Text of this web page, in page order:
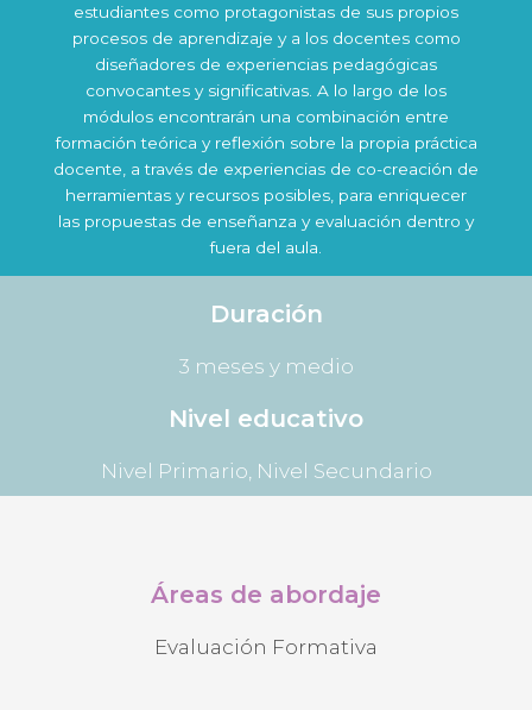
estudiantes como protagonistas de sus propios
procesos de aprendizaje y a los docentes como
diseñadores de experiencias pedagógicas
convocantes y significativas. A lo largo de los
módulos encontrarán una combinación entre
formación teórica y reflexión sobre la propia práctica
docente, a través de experiencias de co-creación de
herramientas y recursos posibles, para enriquecer
las propuestas de enseñanza y evaluación dentro y
fuera del aula.
Duración
3 meses y medio
Nivel educativo
Nivel Primario, Nivel Secundario
Áreas de abordaje
Evaluación Formativa